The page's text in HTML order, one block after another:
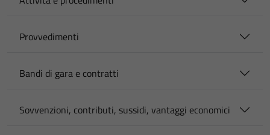
Provvedimenti
Bandi di gara e contratti
Sovvenzioni, contributi, sussidi, vantaggi economici